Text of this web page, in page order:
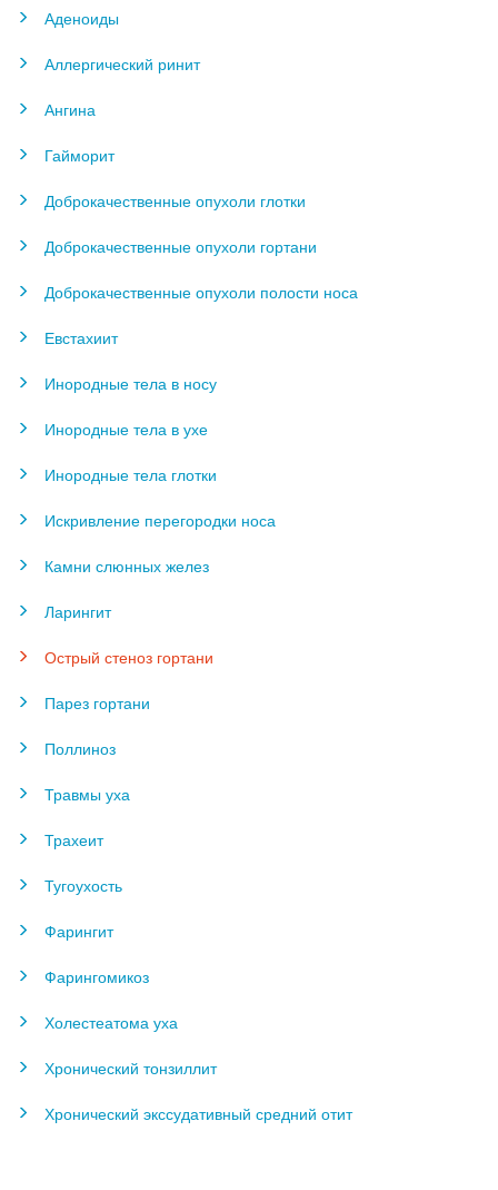
Аденоиды
Аллергический ринит
Ангина
Гайморит
Доброкачественные опухоли глотки
Доброкачественные опухоли гортани
Доброкачественные опухоли полости носа
Евстахиит
Инородные тела в носу
Инородные тела в ухе
Инородные тела глотки
Искривление перегородки носа
Камни слюнных желез
Ларингит
Острый стеноз гортани
Парез гортани
Поллиноз
Травмы уха
Трахеит
Тугоухость
Фарингит
Фарингомикоз
Холестеатома уха
Хронический тонзиллит
Хронический экссудативный средний отит